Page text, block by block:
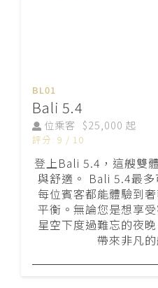
BL01
Bali 5.4
位乘客 $25,000 起
評分: 9 / 10
登上Bali 5.4，這艘雙
與舒適。 Bali 5.4最
每位賓客都能體驗到
平衡。無論您是想享
星空下度過難忘的夜
帶來非凡